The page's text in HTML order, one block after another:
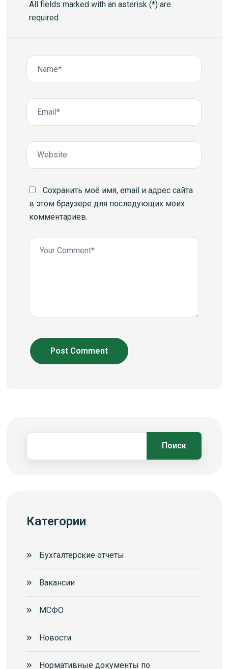
All fields marked with an asterisk (*) are
required
Сохранить моё имя, email и адрес сайта
в этом браузере для последующих моих
комментариев.
Post Comment
Поиск
Категории
Бухгалтерские отчеты
Вакансии
МСФО
Новости
Нормативные документы по